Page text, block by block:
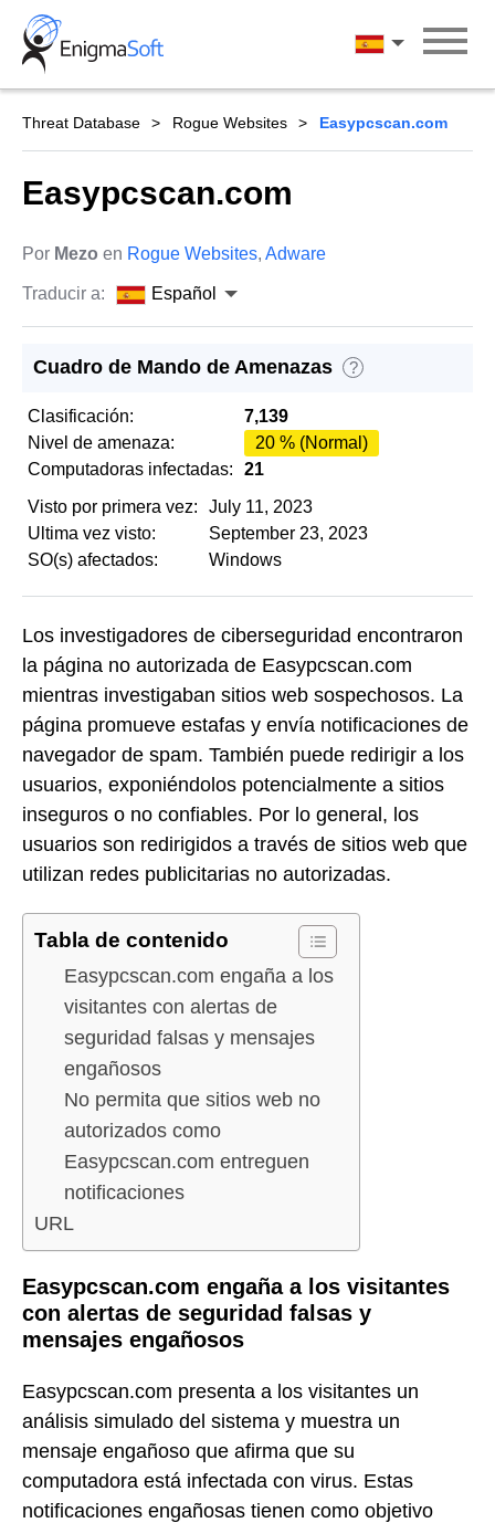
Skip
content
Español
Threat Database Rogue Websites Easypcscan.com
Easypcscan.com
Por Mezo en Rogue Websites, Adware
Traducir a: Español
Cuadro de Mando de Amenazas ?
Clasificación:
7,139
Nivel de amenaza:
20 % (Normal)
Computadoras infectadas:
21
Visto por primera vez:
July 11, 2023
Ultima vez visto:
September 23, 2023
SO(s) afectados:
Windows
Los investigadores de ciberseguridad encontraron
la página no autorizada de Easypcscan.com
mientras investigaban sitios web sospechosos. La
página promueve estafas y envía notificaciones de
navegador de spam. También puede redirigir a los
usuarios, exponiéndolos potencialmente a sitios
inseguros o no confiables. Por lo general, los
usuarios son redirigidos a través de sitios web que
utilizan redes publicitarias no autorizadas.
Tabla de contenido
Easypcscan.com engaña a los
visitantes con alertas de
seguridad falsas y mensajes
engañosos
No permita que sitios web no
autorizados como
Easypcscan.com entreguen
notificaciones
URL
Easypcscan.com engaña a los visitantes
con alertas de seguridad falsas y
mensajes engañosos
Easypcscan.com presenta a los visitantes un
análisis simulado del sistema y muestra un
mensaje engañoso que afirma que su
computadora está infectada con virus. Estas
notificaciones engañosas tienen como objetivo